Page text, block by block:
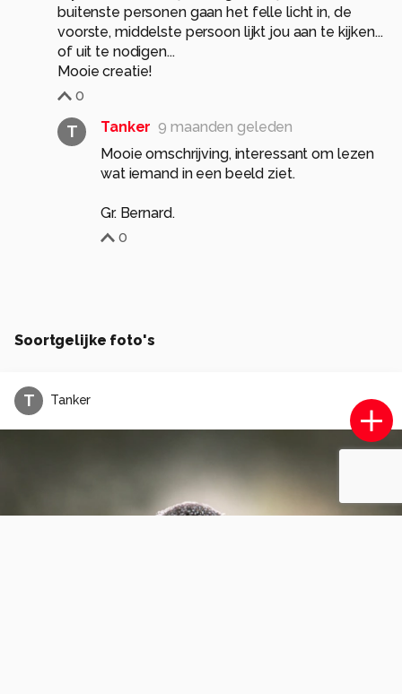
buitenste personen gaan het felle licht in, de
voorste, middelste persoon lijkt jou aan te kijken...
of uit te nodigen...
Mooie creatie!
0
T Tanker 9 maanden geleden
Mooie omschrijving, interessant om lezen
wat iemand in een beeld ziet.
Gr. Bernard.
0
Soortgelijke foto's
T Tanker